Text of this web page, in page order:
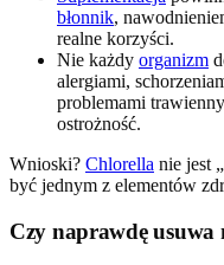
błonnik,
realne korzyści.
Nie każdy organizm
alergiami,
problemami
ostrożność.
Wnioski? Chlorella nie jest
być jednym z elementów
Czy naprawdę usuwa